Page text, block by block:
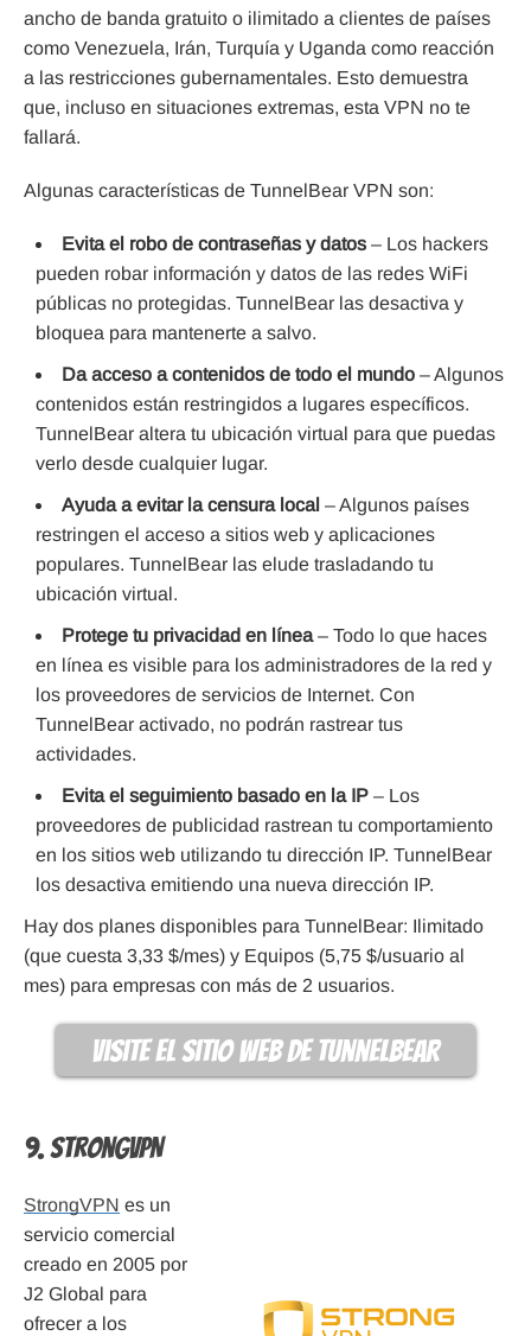
ancho de banda gratuito o ilimitado a clientes de países
como Venezuela, Irán, Turquía y Uganda como reacción
a las restricciones gubernamentales. Esto demuestra
que, incluso en situaciones extremas, esta VPN no te
fallará.
Algunas características de TunnelBear VPN son:
Evita el robo de contraseñas y datos – Los hackers
pueden robar información y datos de las redes WiFi
públicas no protegidas. TunnelBear las desactiva y
bloquea para mantenerte a salvo.
Da acceso a contenidos de todo el mundo – Algunos
contenidos están restringidos a lugares específicos.
TunnelBear altera tu ubicación virtual para que puedas
verlo desde cualquier lugar.
Ayuda a evitar la censura local – Algunos países
restringen el acceso a sitios web y aplicaciones
populares. TunnelBear las elude trasladando tu
ubicación virtual.
Protege tu privacidad en línea– Todo lo que haces
en línea es visible para los administradores de la red y
los proveedores de servicios de Internet. Con
TunnelBear activado, no podrán rastrear tus
actividades.
Evita el seguimiento basado en la IP – Los
proveedores de publicidad rastrean tu comportamiento
en los sitios web utilizando tu dirección IP. TunnelBear
los desactiva emitiendo una nueva dirección IP.
Hay dos planes disponibles para TunnelBear: Ilimitado
(que cuesta 3,33 $/mes) y Equipos (5,75 $/usuario al
mes) para empresas con más de 2 usuarios.
visite el sitio web de TunnelBear
9. StrongVPN
StrongVPN es un
servicio comercial
creado en 2005 por
J2 Global para
ofrecer a los